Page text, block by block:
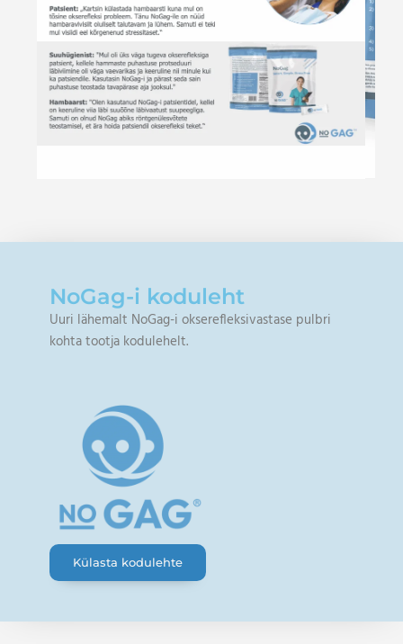
NoGag-i koduleht
Uuri lähemalt NoGag-i okserefleksivastase pulbri
kohta tootja kodulehelt.
Külasta kodulehte